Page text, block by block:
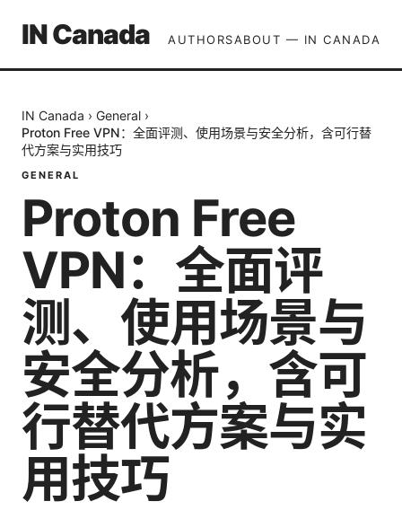
IN Canada AUTHORSABOUT — IN CANADA
IN Canada › General ›
Proton Free VPN：全面评测、使用场景与安全分析，含可行替
代方案与实用技巧
GENERAL
Proton Free
VPN：全面评
测、使用场景与
安全分析，含可
行替代方案与实
用技巧